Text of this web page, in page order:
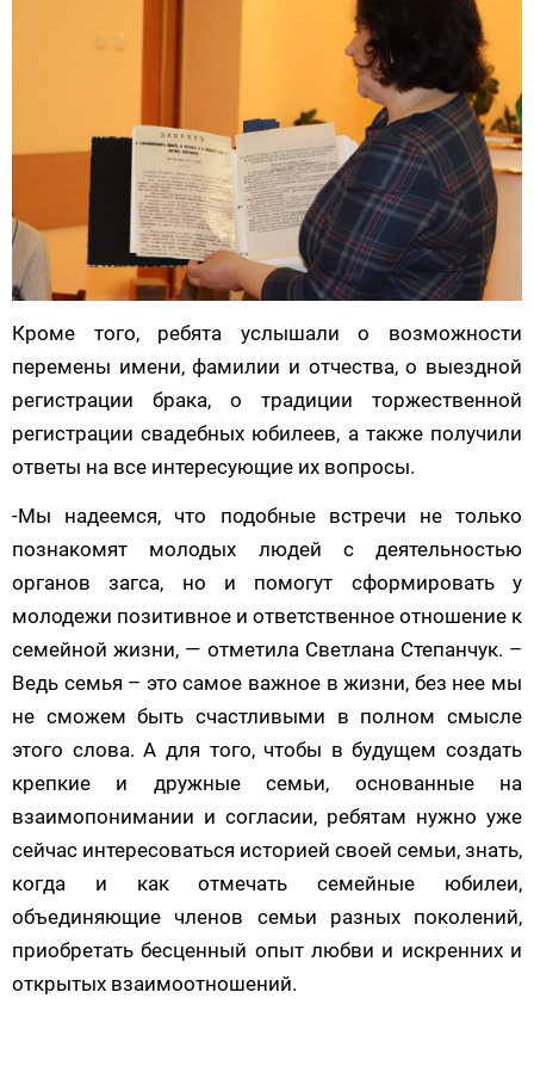
Кроме того, ребята услышали о возможности
перемены имени, фамилии и отчества, о выездной
регистрации брака, о традиции торжественной
регистрации свадебных юбилеев, а также получили
ответы на все интересующие их вопросы.
-Мы надеемся, что подобные встречи не только
познакомят молодых людей с деятельностью
органов загса, но и помогут сформировать у
молодежи позитивное и ответственное отношение к
семейной жизни, — отметила Светлана Степанчук. –
Ведь семья – это самое важное в жизни, без нее мы
не сможем быть счастливыми в полном смысле
этого слова. А для того, чтобы в будущем создать
крепкие и дружные семьи, основанные на
взаимопонимании и согласии, ребятам нужно уже
сейчас интересоваться историей своей семьи, знать,
когда и как отмечать семейные юбилеи,
объединяющие членов семьи разных поколений,
приобретать бесценный опыт любви и искренних и
открытых взаимоотношений.